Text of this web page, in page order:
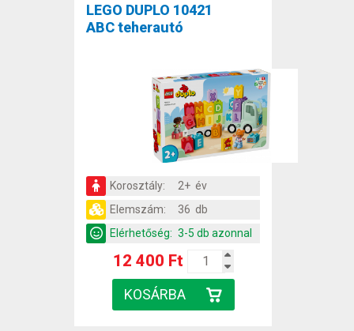
LEGO DUPLO 10421
ABC teherautó
Korosztály:
2+ év
Elemszám:
36 db
Elérhetőség: 3-5 db azonnal
12 400 Ft